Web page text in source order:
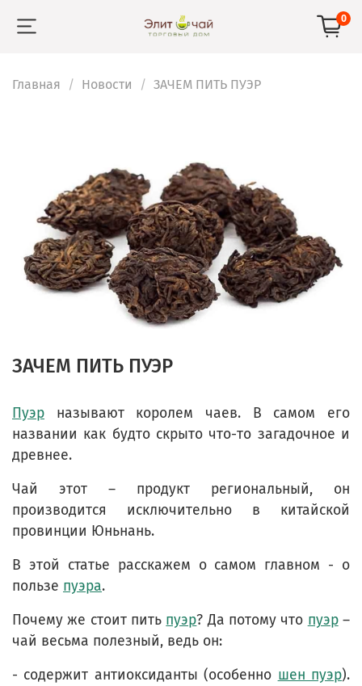
0
Главная Новости ЗАЧЕМ ПИТЬ ПУЭР
ЗАЧЕМ ПИТЬ ПУЭР
Пуэр называют королем чаев. В самом его
названии как будто скрыто что-то загадочное и
древнее.
Чай этот – продукт региональный, он
производится исключительно в китайской
провинции Юньнань.
В этой статье расскажем о самом главном - о
пользе пуэра.
Почему же стоит пить пуэр? Да потому что пуэр–
чай весьма полезный, ведь он:
- содержит антиоксиданты (особенно шен пуэр).